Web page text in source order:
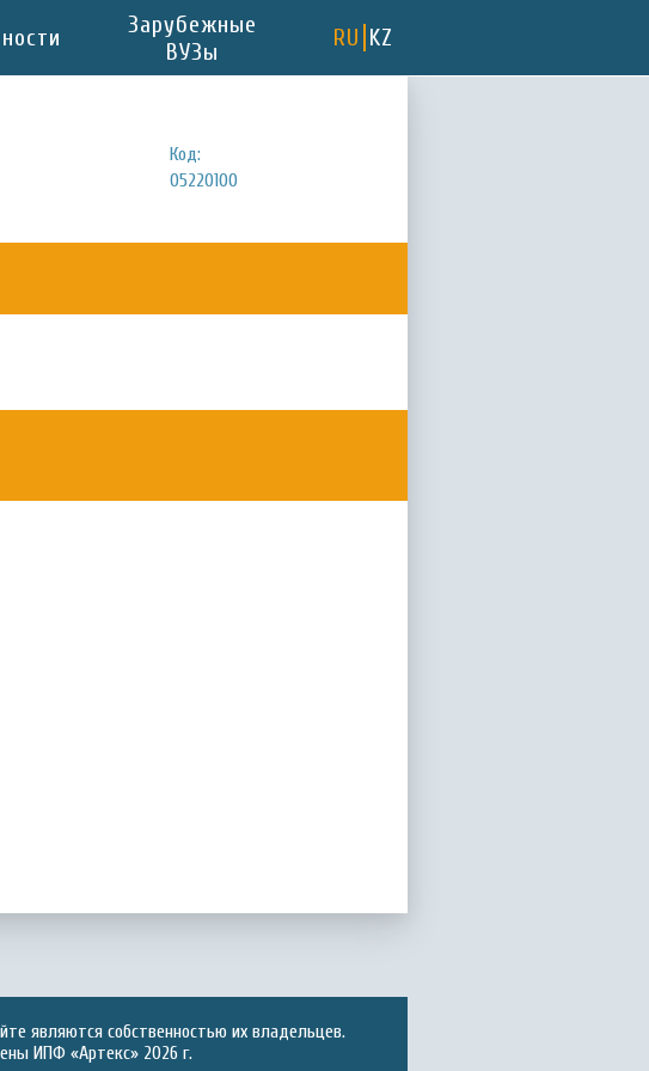
Зарубежные
ВУЗы
RU KZ
Код:
05220100
являются собственностью их владельцев.
ИПФ «Артекс» 2026 г.